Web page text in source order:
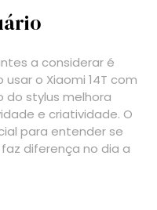
a considerar é
o Xiaomi 14T com
do stylus melhora
e criatividade. O
para entender se
diferença no dia a